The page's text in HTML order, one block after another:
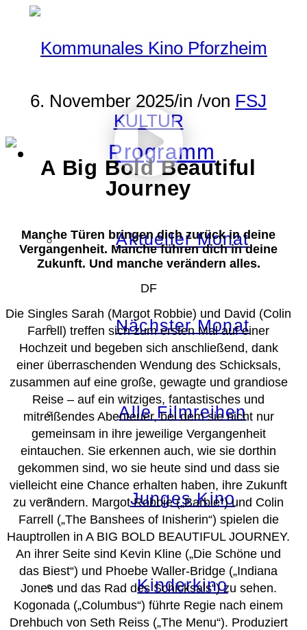
Programm
Aktueller Monat
Nächster Monat
Alle Filmreihen
Junges Kino
Kinderkino
6. November 2025/in /von FSJ
KULTUR
A Big Bold Beautiful
Journey
Manche Türen bringen dich zurück in deine
Vergangenheit. Manche führen dich in deine
Zukunft. Und manche verändern alles.
DF
Die Singles Sarah (Margot Robbie) und David (Colin
Farrell) treffen sich zum ersten Mal auf einer
Hochzeit und begeben sich anschließend, dank
einer überraschenden Wendung des Schicksals,
zusammen auf eine große, gewagte und grandiose
Reise – auf ein witziges, fantastisches und
mitreißendes Abenteuer, bei dem sie nicht nur
gemeinsam in ihre jeweilige Vergangenheit
eintauchen. Sie erkennen auch, wie sie dorthin
gekommen sind, wo sie heute sind und dass sie
vielleicht eine Chance erhalten haben, ihre Zukunft
zu verändern. Margot Robbie („Barbie“) und Colin
Farrell („The Banshees of Inisherin“) spielen die
Hauptrollen in A BIG BOLD BEAUTIFUL JOURNEY.
An ihrer Seite sind Kevin Kline („Die Schöne und
das Biest“) und Phoebe Waller-Bridge („Indiana
Jones und das Rad des Schicksals“) zu sehen.
Kogonada („Columbus“) führte Regie nach einem
Drehbuch von Seth Reiss („The Menu“). Produziert